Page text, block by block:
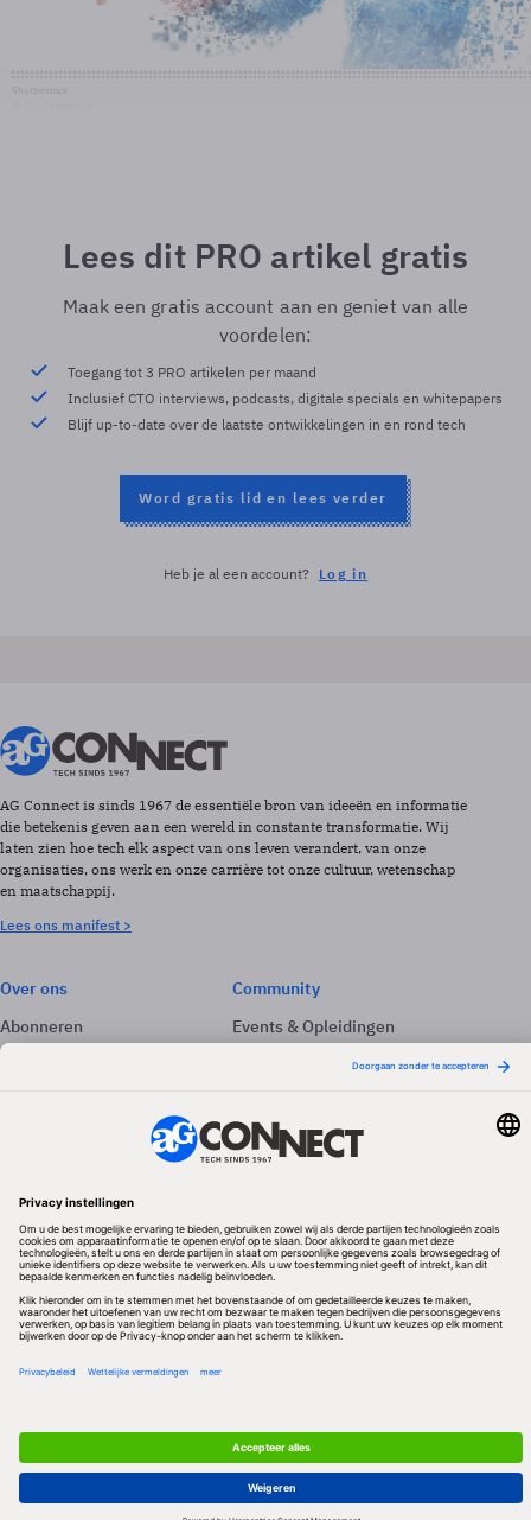
Lees dit PRO artikel gratis
Maak een gratis account aan en geniet van alle
voordelen:
Toegang tot 3 PRO artikelen per maand
Inclusief CTO interviews, podcasts, digitale specials en whitepapers
Blijf up-to-date over de laatste ontwikkelingen in en rond tech
Word gratis lid en lees verder
Heb je al een account? Log in
AG Connect is sinds 1967 de essentiële bron van ideeën en informatie
die betekenis geven aan een wereld in constante transformatie. Wij
laten zien hoe tech elk aspect van ons leven verandert, van onze
organisaties, ons werk en onze carrière tot onze cultuur, wetenschap
en maatschappij.
Lees ons manifest >
Over ons
Abonneren
Adverteren
Community
Events & Opleidingen
Volg ons
Redactionele partner
Algemene Voorwaarden & Copyrights